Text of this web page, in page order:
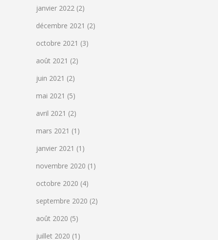
janvier 2022 (2)
décembre 2021 (2)
octobre 2021 (3)
août 2021 (2)
juin 2021 (2)
mai 2021 (5)
avril 2021 (2)
mars 2021 (1)
janvier 2021 (1)
novembre 2020 (1)
octobre 2020 (4)
septembre 2020 (2)
août 2020 (5)
juillet 2020 (1)